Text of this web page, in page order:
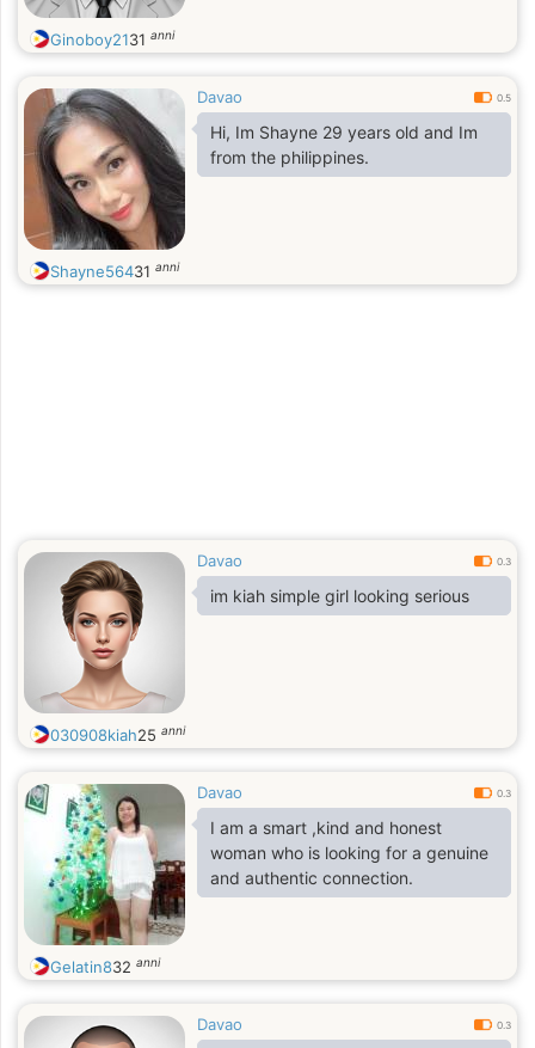
Ginoboy2131 anni
Davao 0.5
Hi, Im Shayne 29 years old and Im
from the philippines.
Shayne56431 anni
Davao 0.3
im kiah simple girl looking serious
030908kiah25 anni
Davao 0.3
I am a smart ,kind and honest
woman who is looking for a genuine
and authentic connection.
Gelatin832 anni
Davao 0.3